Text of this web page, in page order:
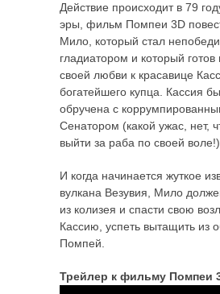
Действие происходит в 79
эры, фильм Помпеи 3D
Мило, который стал
гладиатором и который готов
своей любви к красавице
богатейшего купца. Кассия
обручена с
Сенатором (какой ужас, нет,
выйти за раба по своей
И когда начинается жуткое
вулкана Везувия, Мило
из колизея и спасти свою
Кассию, успеть вытащить из
Помпей.
Трейлер к фильму Помпеи